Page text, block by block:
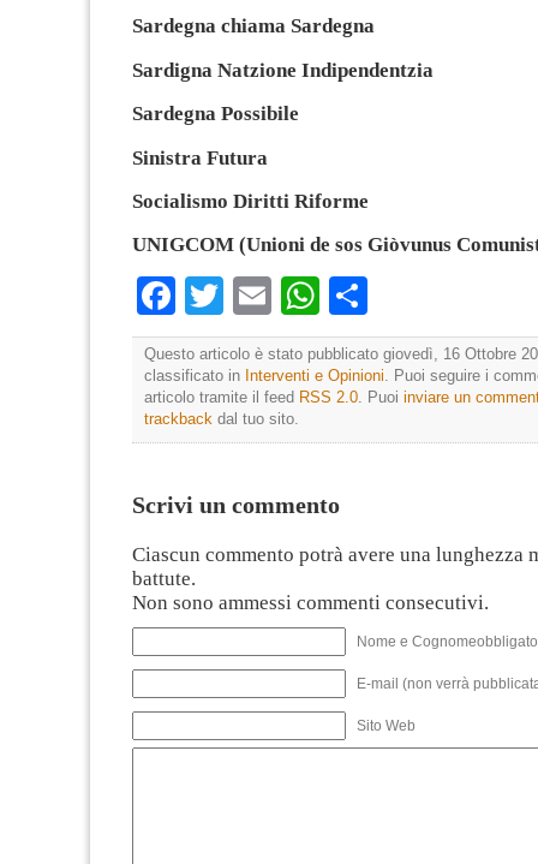
Sardegna chiama Sardegna
Sardigna Natzione Indipendentzia
Sardegna Possibile
Sinistra Futura
Socialismo Diritti Riforme
UNIGCOM (Unioni de sos Giòvunus
Facebook
TwitterEmailWhatsApp
Questo articolo è stato pubblicato giovedì, 16 Ottobre
classificato in Interventi e Opinioni. Puoi seguire i
articolo tramite il feed RSS 2.0. Puoi inviare un
trackback dal tuo sito.
Scrivi un commento
Ciascun commento potrà avere una lunghezza
battute.
Non sono ammessi commenti consecutivi.
Nome e
E-mail (non verrà
Sito Web